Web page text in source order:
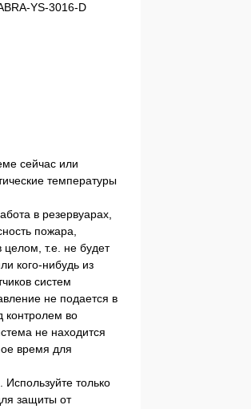
YS-3016-D
сейчас или
температуры
в резервуарах,
пожара,
т.е. не будет
кого-нибудь из
систем
не подается в
контролем во
не находится
время для
только
защиты от